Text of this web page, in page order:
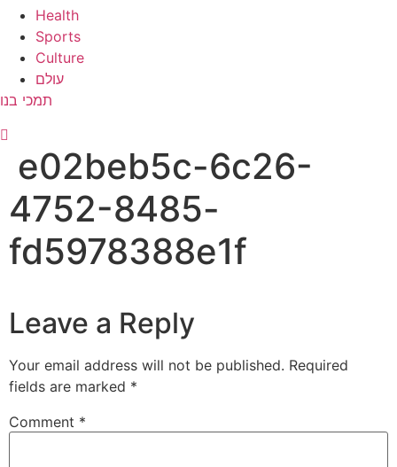
Health
Sports
Culture
עולם
תמכי בנו
e02beb5c-6c26-
4752-8485-
fd5978388e1f
Leave a Reply
Your email address will not be published. Required
fields are marked *
Comment *